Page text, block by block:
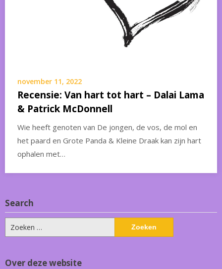
november 11, 2022
Recensie: Van hart tot hart – Dalai Lama
& Patrick McDonnell
Wie heeft genoten van De jongen, de vos, de mol en
het paard en Grote Panda & Kleine Draak kan zijn hart
ophalen met…
Search
Zoeken
naar:
Over deze website